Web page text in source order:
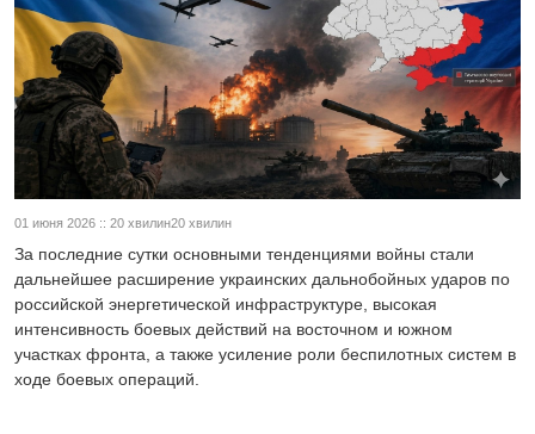
01 июня 2026 :: 20 хвилин20 хвилин
За последние сутки основными тенденциями войны стали
дальнейшее расширение украинских дальнобойных ударов по
российской энергетической инфраструктуре, высокая
интенсивность боевых действий на восточном и южном
участках фронта, а также усиление роли беспилотных систем в
ходе боевых операций.